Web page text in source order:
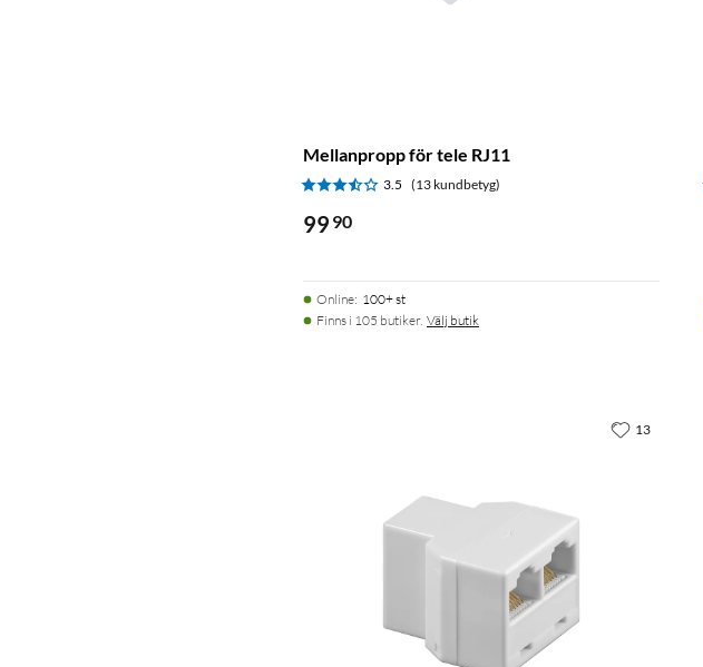
Mellanpropp för tele RJ11
3.5 (13 kundbetyg)
99 90
Online: 100+ st
Finns i 105 butiker. Välj butik
13